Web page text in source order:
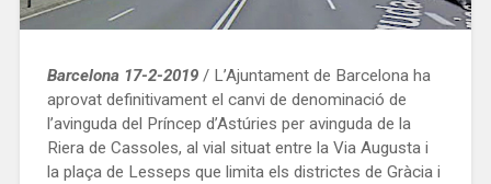
Barcelona 17-2-2019/ L’Ajuntament de Barcelona ha
aprovat definitivament el canvi de denominació de
l’avinguda del Príncep d’Astúries per avinguda de la
Riera de Cassoles, al vial situat entre la Via Augusta i
la plaça de Lesseps que limita els districtes de Gràcia i